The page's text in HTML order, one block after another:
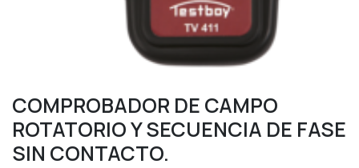
COMPROBADOR DE CAMPO
ROTATORIO Y SECUENCIA DE FASE
SIN CONTACTO.